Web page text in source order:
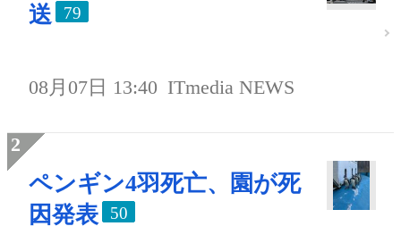
送
79
08月07日 13:40 ITmedia NEWS
ペンギン4羽死亡、園が死
因発表
50